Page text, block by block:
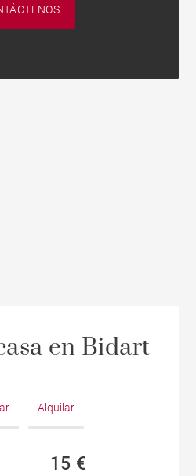
en Bidart
Alquilar
15 €